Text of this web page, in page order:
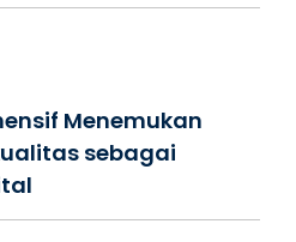
Menemukan
sebagai